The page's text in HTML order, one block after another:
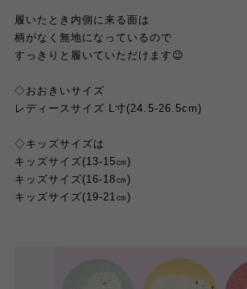
履いたとき内側に来る面は
柄がなく無地になっているので
すっきりと履いていただけます😉
◇おおきいサイズ
レディースサイズ L寸(24.5-26.5cm)
◇キッズサイズは
キッズサイズ(13-15㎝)
キッズサイズ(16-18㎝)
キッズサイズ(19-21㎝)